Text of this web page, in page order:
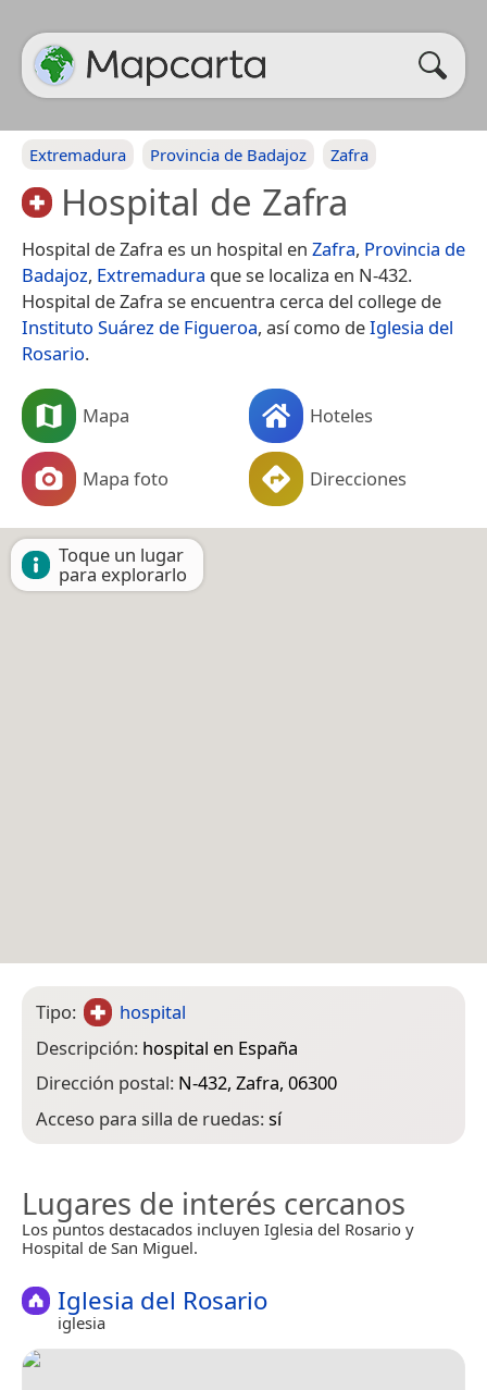
Extremadura Provincia de Badajoz Zafra
Hospital de Zafra
Hospital de Zafra es un hospital en Zafra, Provincia de
Badajoz, Extremadura que se localiza en N-432.
Hospital de Zafra se encuentra cerca del college de
Instituto Suárez de Figueroa, así como deIglesia del
Rosario.
Mapa Hoteles
Mapa foto Direcciones
Toque un lugar
para explorarlo
Tipo:
hospital
Descripción: hospital en España
Dirección postal: N-432, Zafra, 06300
Acceso para silla de ruedas:sí
Lugares de interés cercanos
Los puntos destacados incluyen Iglesia del Rosario y
Hospital de San Miguel.
Iglesia del Rosario
iglesia